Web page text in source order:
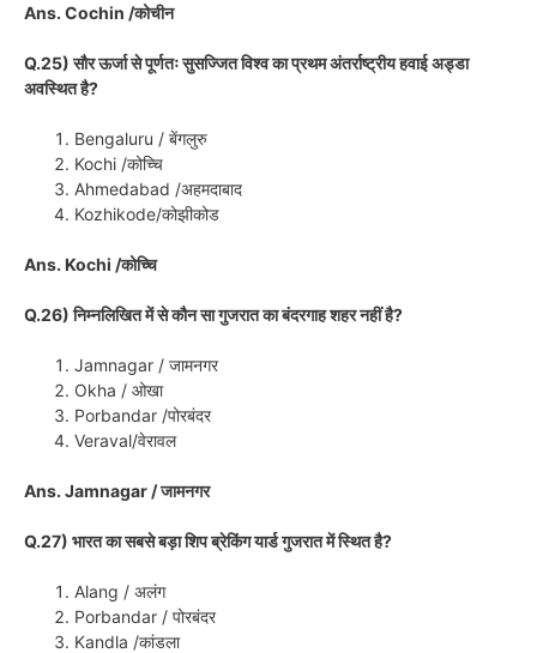
Ans. Cochin /कोचीन
Q.25) सौर ऊर्जा से पूर्णतः सुसज्जित विश्व का प्रथम अंतर्राष्ट्रीय हवाई अड्डा
अवस्थित है?
Bengaluru / बेंगलुरु
Kochi /कोच्चि
Ahmedabad /अहमदाबाद
Kozhikode/कोझीकोड
Ans. Kochi /कोच्चि
Q.26) निम्नलिखित में से कौन सा गुजरात का बंदरगाह शहर नहीं है?
Jamnagar / जामनगर
Okha / ओखा
Porbandar /पोरबंदर
Veraval/वेरावल
Ans. Jamnagar / जामनगर
Q.27) भारत का सबसे बड़ा शिप ब्रेकिंग यार्ड गुजरात में स्थित है?
Alang / अलंग
Porbandar / पोरबंदर
Kandla /कांडला